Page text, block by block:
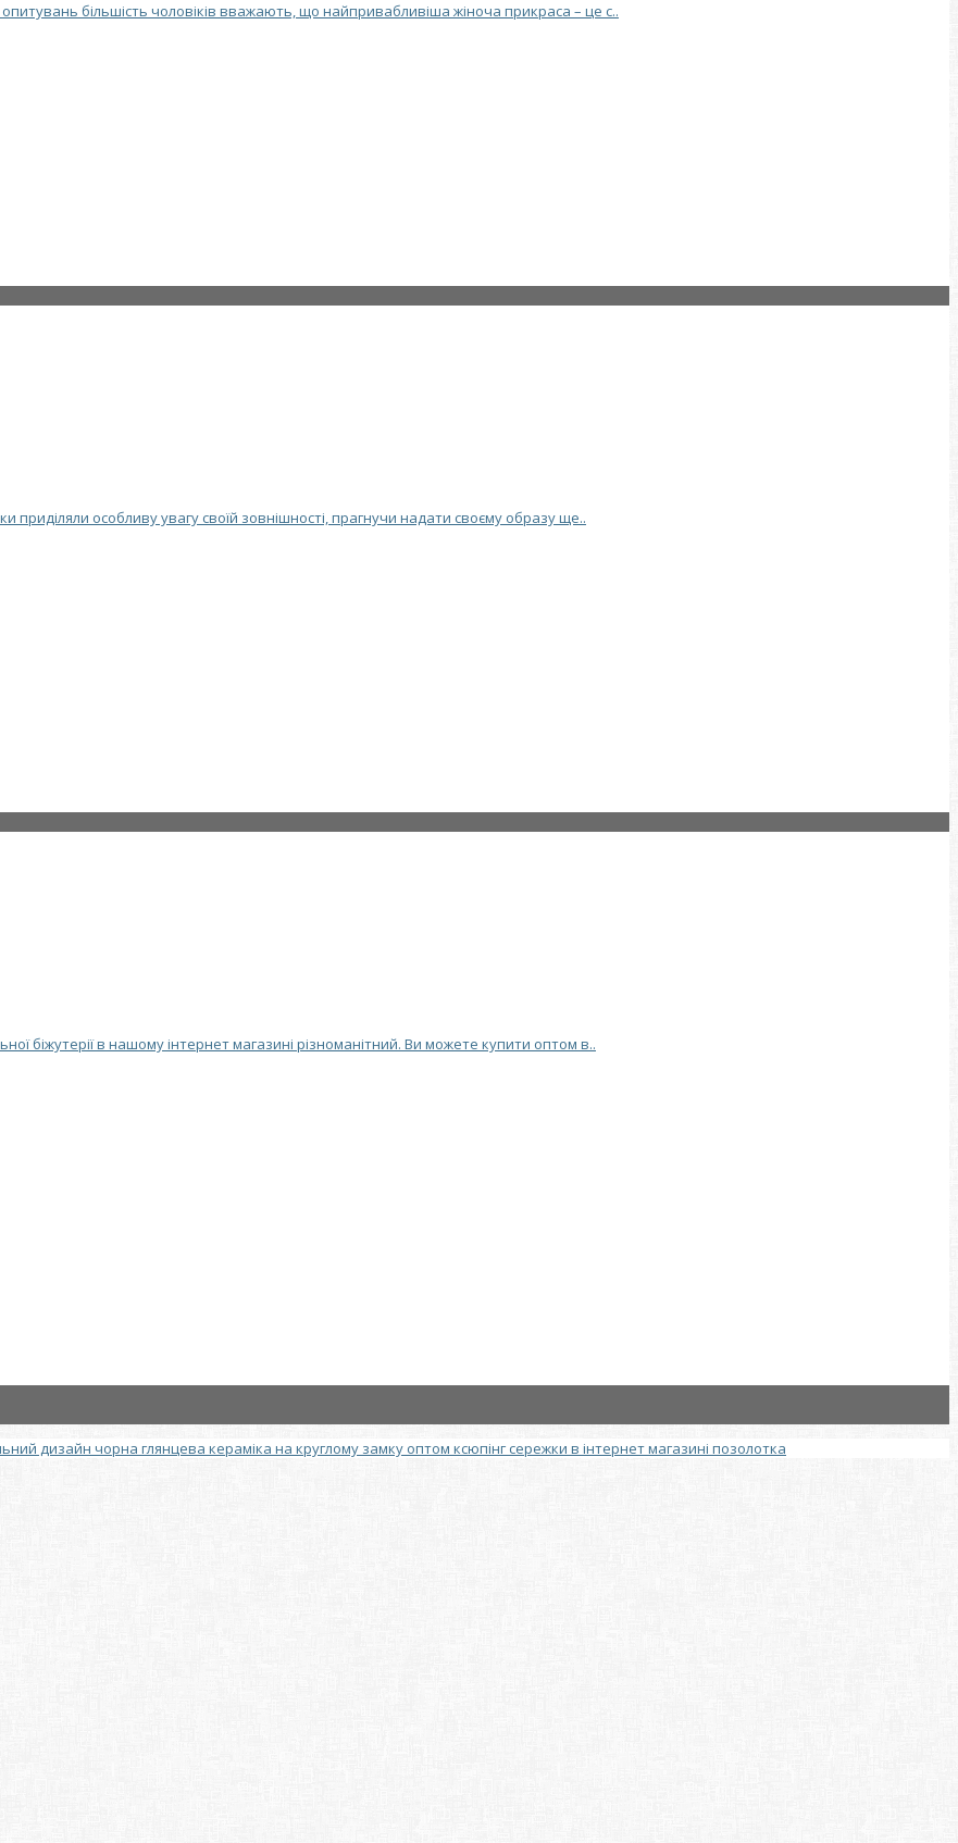
більшість чоловіків вважають, що найпривабливіша жіноча прикраса – це с..
приділяли особливу увагу своїй зовнішності, прагнучи надати своєму образу ще..
біжутерії в нашому інтернет магазині різноманітний. Ви можете купити оптом в..
дизайн чорна глянцева кераміка на круглому замку оптом ксюпінг сережки в інтернет магазині позолотка